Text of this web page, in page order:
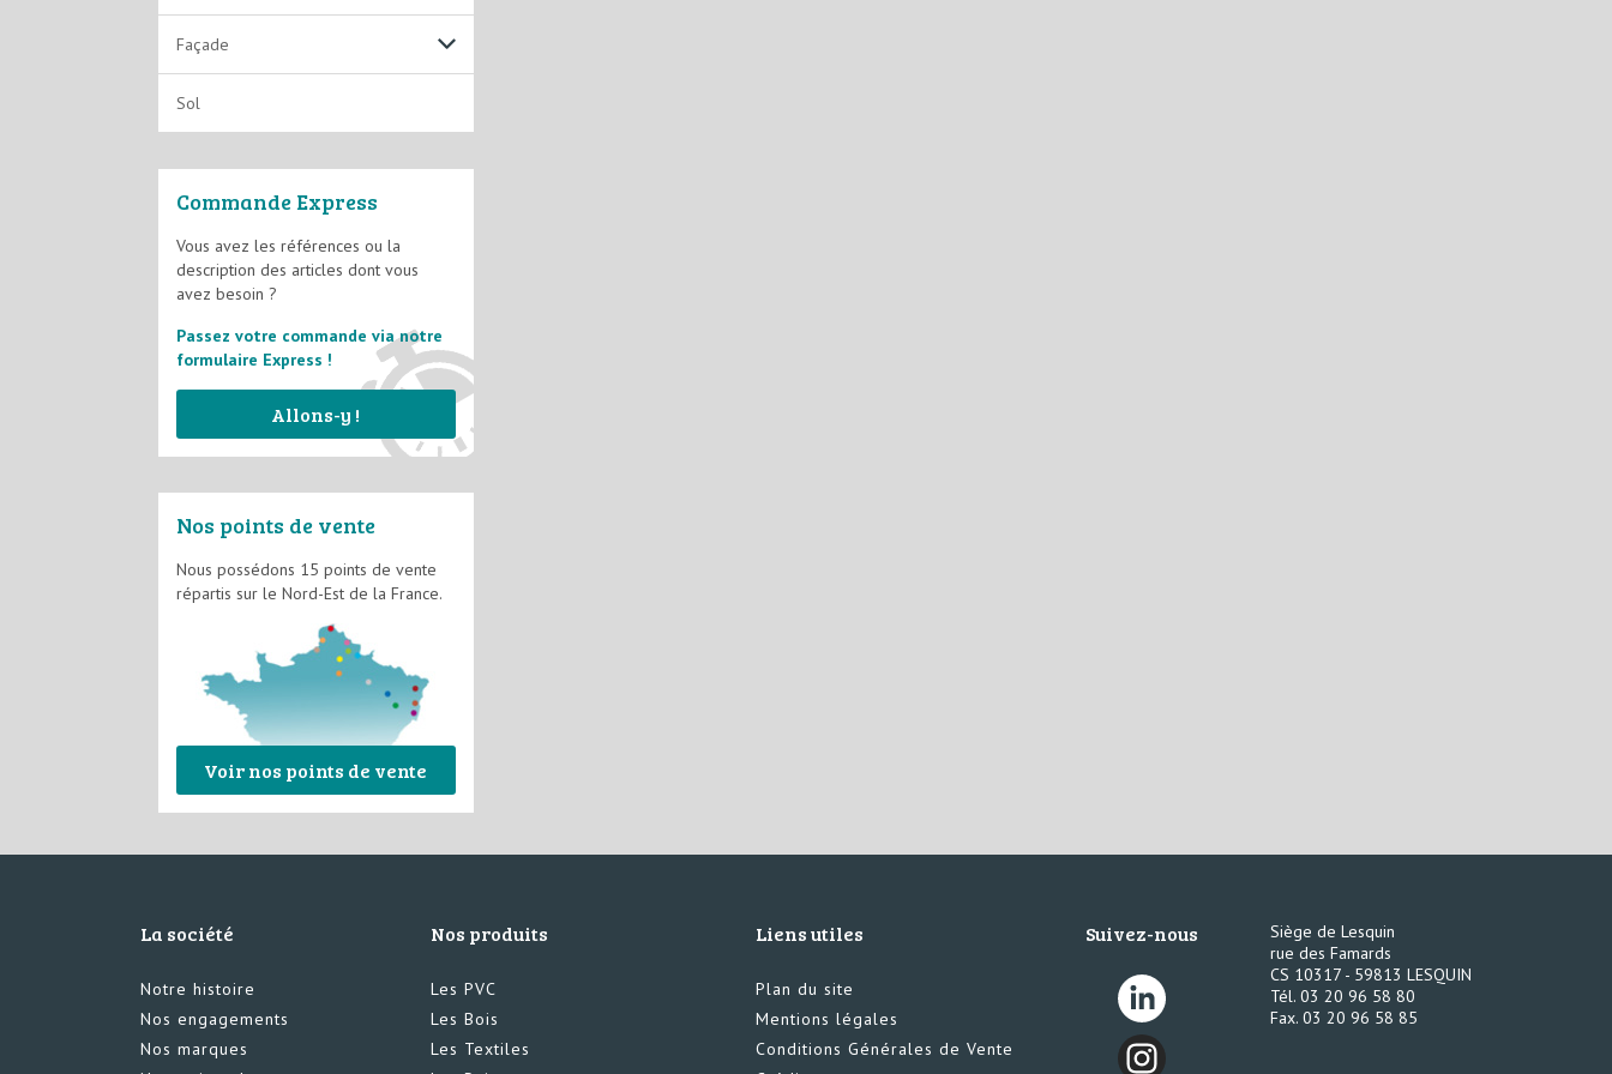
Solutions Techniques
Laques solvantées
Lasures
Façade
Fixateurs et Impressions
Films Semi-épais D3
Système d'imperméabilité
Sol
Commande Express
Vous avez les références ou la
description des articles dont vous
avez besoin ?
Passez votre commande via notre
formulaire Express !
Allons-y !
Nos points de vente
Nous possédons 15 points de vente
répartis sur le Nord-Est de la France.
Voir nos points de vente
La société
Notre histoire
Nos engagements
Nos marques
Nos produits
Les PVC
Les Bois
Les Textiles
Liens utiles
Plan du site
Mentions légales
Conditions Générales de Vente
Suivez-nous
Siège de Lesquin
rue des Famards
CS 10317 - 59813 LESQUIN
Tél. 03 20 96 58 80
Fax. 03 20 96 58 85